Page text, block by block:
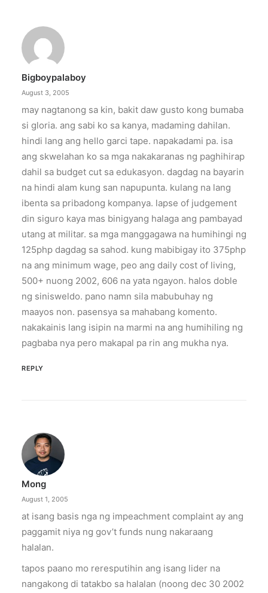
Bigboypalaboy
August 3, 2005
may nagtanong sa kin, bakit daw gusto kong bumaba
si gloria. ang sabi ko sa kanya, madaming dahilan.
hindi lang ang hello garci tape. napakadami pa. isa
ang skwelahan ko sa mga nakakaranas ng paghihirap
dahil sa budget cut sa edukasyon. dagdag na bayarin
na hindi alam kung san napupunta. kulang na lang
ibenta sa pribadong kompanya. lapse of judgement
din siguro kaya mas binigyang halaga ang pambayad
utang at militar. sa mga manggagawa na humihingi ng
125php dagdag sa sahod. kung mabibigay ito 375php
na ang minimum wage, peo ang daily cost of living,
500+ nuong 2002, 606 na yata ngayon. halos doble
ng sinisweldo. pano namn sila mabubuhay ng
maayos non. pasensya sa mahabang komento.
nakakainis lang isipin na marmi na ang humihiling ng
pagbaba nya pero makapal pa rin ang mukha nya.
REPLY
Mong
August 1, 2005
at isang basis nga ng impeachment complaint ay ang
paggamit niya ng gov’t funds nung nakaraang
halalan.
tapos paano mo reresputihin ang isang lider na
nangakong di tatakbo sa halalan (noong dec 30 2002